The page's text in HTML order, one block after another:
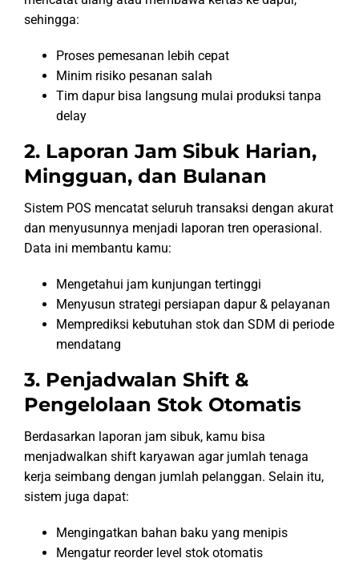
sehingga:
Proses pemesanan lebih cepat
Minim risiko pesanan salah
Tim dapur bisa langsung mulai produksi tanpa
delay
2. Laporan Jam Sibuk Harian,
Mingguan, dan Bulanan
Sistem POS mencatat seluruh transaksi dengan akurat
dan menyusunnya menjadi laporan tren operasional.
Data ini membantu kamu:
Mengetahui jam kunjungan tertinggi
Menyusun strategi persiapan dapur & pelayanan
Memprediksi kebutuhan stok dan SDM di periode
mendatang
3. Penjadwalan Shift &
Pengelolaan Stok Otomatis
Berdasarkan laporan jam sibuk, kamu bisa
menjadwalkan shift karyawan agar jumlah tenaga
kerja seimbang dengan jumlah pelanggan. Selain itu,
sistem juga dapat:
Mengingatkan bahan baku yang menipis
Mengatur reorder level stok otomatis